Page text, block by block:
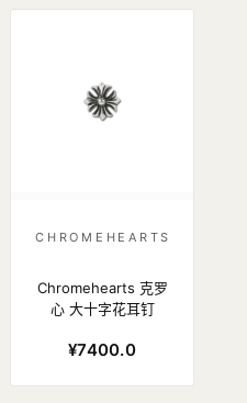
CHROMEHEARTS
Chromehearts 克罗
心 大十字花耳钉
¥7400.0